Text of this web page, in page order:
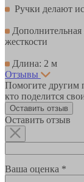
Ручки делают
Дополнительная
жесткости
Длина: 2 м
Отзывы
Помогите другим
кто поделится
Оставить отзыв
Оставить отзыв
Ваша оценка *